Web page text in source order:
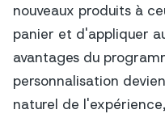
nouveaux produits à
panier et d'appliquer
avantages du
personnalisation
naturel de